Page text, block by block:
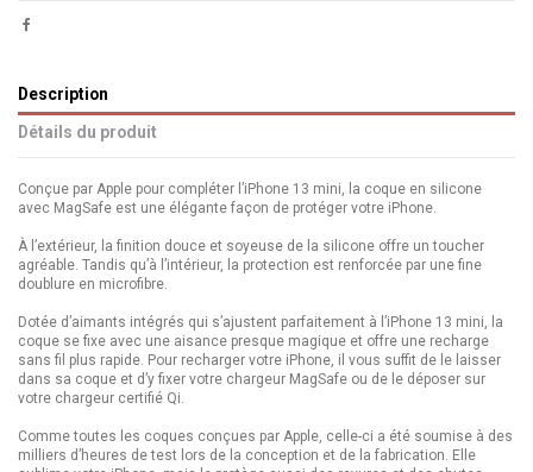
Description
Détails du produit
Conçue par Apple pour compléter l’iPhone 13 mini, la coque en silicone
avec MagSafe est une élégante façon de protéger votre iPhone.
À l’extérieur, la finition douce et soyeuse de la silicone offre un toucher
agréable. Tandis qu’à l’intérieur, la protection est renforcée par une fine
doublure en microfibre.
Dotée d’aimants intégrés qui s’ajustent parfaitement à l’iPhone 13 mini, la
coque se fixe avec une aisance presque magique et offre une recharge
sans fil plus rapide. Pour recharger votre iPhone, il vous suffit de le laisser
dans sa coque et d’y fixer votre chargeur MagSafe ou de le déposer sur
votre chargeur certifié Qi.
Comme toutes les coques conçues par Apple, celle-ci a été soumise à des
milliers d’heures de test lors de la conception et de la fabrication. Elle